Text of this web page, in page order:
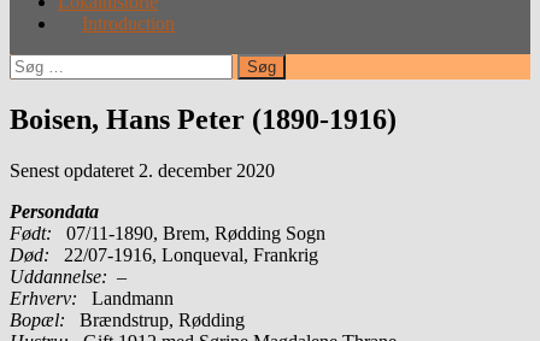
Introduction
Søg
efter:
Boisen, Hans Peter (1890-1916)
Senest opdateret 2. december 2020
Persondata
Født: 07/11-1890, Brem, Rødding Sogn
Død: 22/07-1916, Lonqueval, Frankrig
Uddannelse: –
Erhverv: Landmann
Bopæl: Brændstrup, Rødding